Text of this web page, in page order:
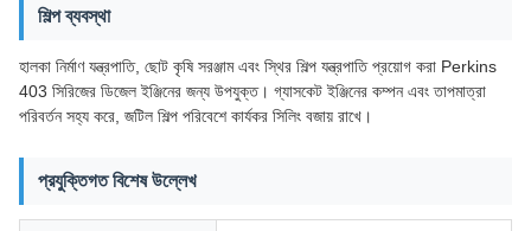
শিল্প ব্যবস্থা
হালকা নির্মাণ যন্ত্রপাতি, ছোট কৃষি সরঞ্জাম এবং স্থির শিল্প যন্ত্রপাতি প্রয়োগ করা Perkins
403 সিরিজের ডিজেল ইঞ্জিনের জন্য উপযুক্ত। গ্যাসকেট ইঞ্জিনের কম্পন এবং তাপমাত্রা
পরিবর্তন সহ্য করে, জটিল শিল্প পরিবেশে কার্যকর সিলিং বজায় রাখে।
প্রযুক্তিগত বিশেষ উল্লেখ